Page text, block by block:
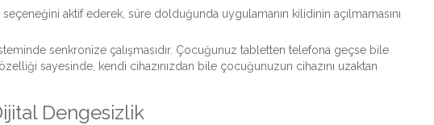
aktif ederek, süre dolduğunda uygulamanın kilidinin açılmamasını
senkronize çalışmasıdır. Çocuğunuz tabletten telefona geçse bile
özelliği sayesinde, kendi cihazınızdan bile çocuğunuzun cihazını uzaktan
Dengesizlik